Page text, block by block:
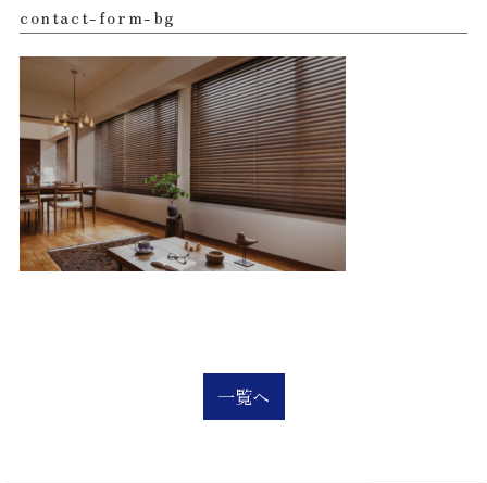
contact-form-bg
一覧へ